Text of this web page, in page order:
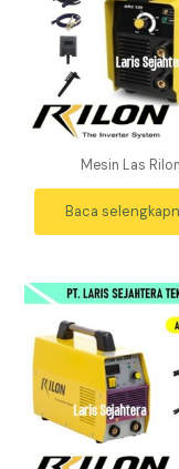
Mesin Las Rilon
Baca